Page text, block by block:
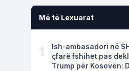
Më të Lexuarat
1
Ish-ambasadori në
çfarë fshihet pas
Trump për Kosovën: